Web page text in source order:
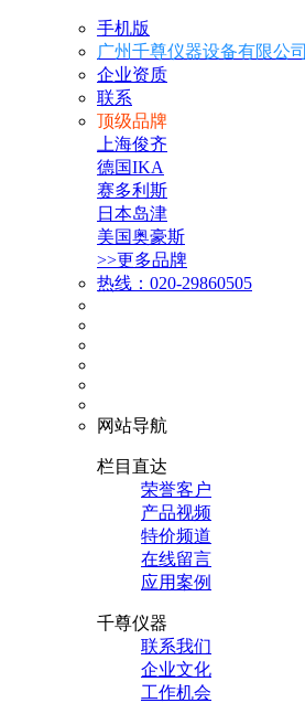
手机版
广州千尊仪器设备有限公司
企业资质
联系
顶级品牌
上海俊齐
德国IKA
赛多利斯
日本岛津
美国奥豪斯
>>更多品牌
热线：020-29860505
网站导航
栏目直达
荣誉客户
产品视频
特价频道
在线留言
应用案例
千尊仪器
联系我们
企业文化
工作机会